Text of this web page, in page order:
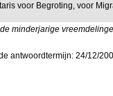
voor Begroting, voor
minderjarige
antwoordtermijn: 24/12/